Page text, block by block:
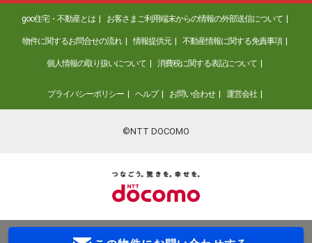
goo住宅・不動産とは お客さまご利用端末からの情報の外部送信について
物件に関するお問合せの流れ 情報提供元 不動産情報に関する免責事項
個人情報の取り扱いについて 消費税に関する表記について
プライバシーポリシー ヘルプ お問い合わせ 運営会社
©NTT DOCOMO